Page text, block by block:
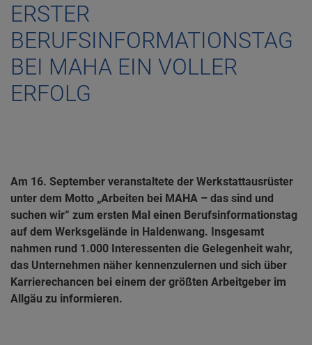
ERSTER
BERUFSINFORMATIONSTAG
BEI MAHA EIN VOLLER
ERFOLG
Am 16. September veranstaltete der Werkstattausrüster
unter dem Motto „Arbeiten bei MAHA – das sind und
suchen wir“ zum ersten Mal einen Berufsinformationstag
auf dem Werksgelände in Haldenwang. Insgesamt
nahmen rund 1.000 Interessenten die Gelegenheit wahr,
das Unternehmen näher kennenzulernen und sich über
Karrierechancen bei einem der größten Arbeitgeber im
Allgäu zu informieren.